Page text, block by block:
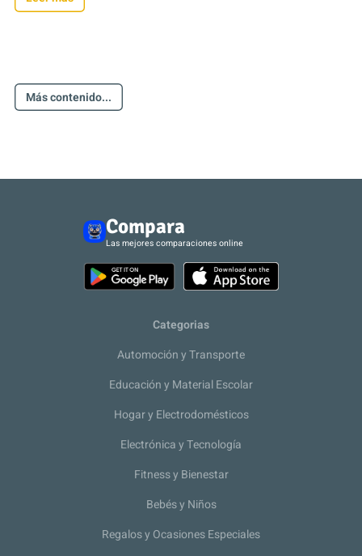
Más contenido...
Compara
Las mejores comparaciones online
Categorias
Automoción y Transporte
Educación y Material Escolar
Hogar y Electrodomésticos
Electrónica y Tecnología
Fitness y Bienestar
Bebés y Niños
Regalos y Ocasiones Especiales